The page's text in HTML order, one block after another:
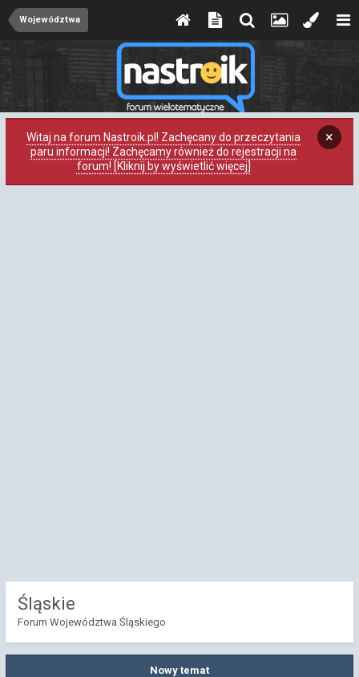
Województwa
Witaj na forum Nastroik.pl! Zachęcany do przeczytania
paru informacji! Zachęcamy również do rejestracji na
forum! [Kliknij by wyświetlić więcej]
×
Śląskie
Forum Województwa Śląskiego
Nowy temat